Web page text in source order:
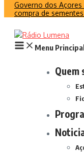
Governo dos
compra de
Menu
Quem